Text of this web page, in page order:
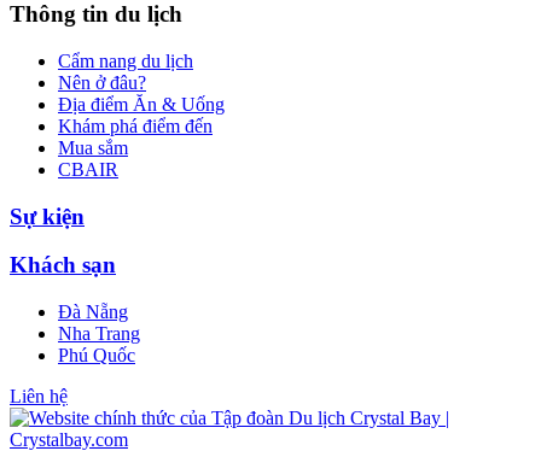
Thông tin du lịch
Cẩm nang du lịch
Nên ở đâu?
Địa điểm Ăn & Uống
Khám phá điểm đến
Mua sắm
CBAIR
Sự kiện
Khách sạn
Đà Nẵng
Nha Trang
Phú Quốc
Liên hệ